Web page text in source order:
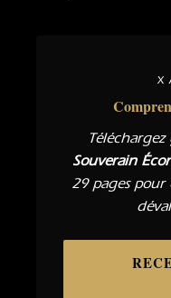
Souverain
29 pages pour